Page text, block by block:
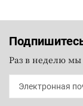
Раз в неделю